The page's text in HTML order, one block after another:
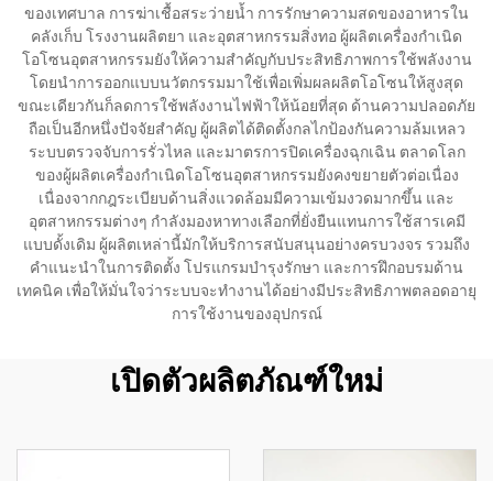
ของเทศบาล การฆ่าเชื้อสระว่ายน้ำ การรักษาความสดของอาหารใน
คลังเก็บ โรงงานผลิตยา และอุตสาหกรรมสิ่งทอ ผู้ผลิตเครื่องกำเนิด
โอโซนอุตสาหกรรมยังให้ความสำคัญกับประสิทธิภาพการใช้พลังงาน
โดยนำการออกแบบนวัตกรรมมาใช้เพื่อเพิ่มผลผลิตโอโซนให้สูงสุด
ขณะเดียวกันก็ลดการใช้พลังงานไฟฟ้าให้น้อยที่สุด ด้านความปลอดภัย
ถือเป็นอีกหนึ่งปัจจัยสำคัญ ผู้ผลิตได้ติดตั้งกลไกป้องกันความล้มเหลว
ระบบตรวจจับการรั่วไหล และมาตรการปิดเครื่องฉุกเฉิน ตลาดโลก
ของผู้ผลิตเครื่องกำเนิดโอโซนอุตสาหกรรมยังคงขยายตัวต่อเนื่อง
เนื่องจากกฎระเบียบด้านสิ่งแวดล้อมมีความเข้มงวดมากขึ้น และ
อุตสาหกรรมต่างๆ กำลังมองหาทางเลือกที่ยั่งยืนแทนการใช้สารเคมี
แบบดั้งเดิม ผู้ผลิตเหล่านี้มักให้บริการสนับสนุนอย่างครบวงจร รวมถึง
คำแนะนำในการติดตั้ง โปรแกรมบำรุงรักษา และการฝึกอบรมด้าน
เทคนิค เพื่อให้มั่นใจว่าระบบจะทำงานได้อย่างมีประสิทธิภาพตลอดอายุ
การใช้งานของอุปกรณ์
เปิดตัวผลิตภัณฑ์ใหม่